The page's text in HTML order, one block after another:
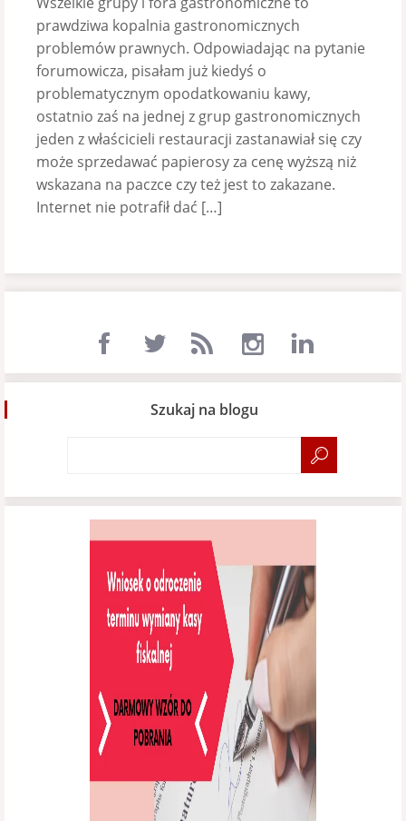
prawdziwa kopalnia gastronomicznych
problemów prawnych. Odpowiadając na pytanie
forumowicza, pisałam już kiedyś o
problematycznym opodatkowaniu kawy,
ostatnio zaś na jednej z grup gastronomicznych
jeden z właścicieli restauracji zastanawiał się czy
może sprzedawać papierosy za cenę wyższą niż
wskazana na paczce czy też jest to zakazane.
Internet nie potrafił dać […]
Szukaj na blogu